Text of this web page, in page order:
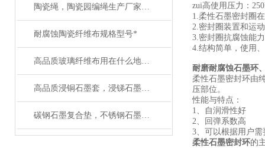
陶瓷绳，陶瓷园编绳生产厂家有大量现货
耐腐蚀陶瓷纤维布规格型号*
高品质玻璃纤维布用在什么地方合适
高品质浸铜石墨套，浸锑石墨衬套应用及使用
碳钢石墨复合垫，不锈钢石墨复合垫圈材质有什么区别
zui高使用压力：
1.柔性石墨密封圈
2.密封圈装置和运
3.密封圈抗腐蚀能
4.结构简单，使用
耐磨耐腐蚀石墨环
柔性石墨密封环由
压部位。
性能与特点：
1、自润滑性好
2、回弹系数高
3、可以根据用户需
柔性石墨密封环的